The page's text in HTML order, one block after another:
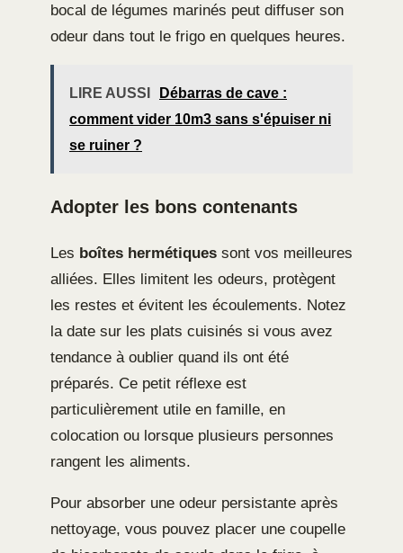
bocal de légumes marinés peut diffuser son
odeur dans tout le frigo en quelques heures.
LIRE AUSSI
Débarras de cave :
comment vider 10m3 sans s'épuiser ni
se ruiner ?
Adopter les bons contenants
Les boîtes hermétiques sont vos meilleures
alliées. Elles limitent les odeurs, protègent
les restes et évitent les écoulements. Notez
la date sur les plats cuisinés si vous avez
tendance à oublier quand ils ont été
préparés. Ce petit réflexe est
particulièrement utile en famille, en
colocation ou lorsque plusieurs personnes
rangent les aliments.
Pour absorber une odeur persistante après
nettoyage, vous pouvez placer une coupelle